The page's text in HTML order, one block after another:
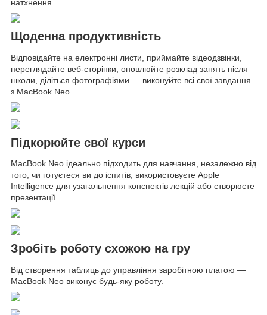
натхнення.
Щоденна продуктивність
Відповідайте на електронні листи, приймайте відеодзвінки,
переглядайте веб-сторінки, оновлюйте розклад занять після
школи, діліться фотографіями — виконуйте всі свої завдання
з MacBook Neo.
Підкорюйте свої курси
MacBook Neo ідеально підходить для навчання, незалежно від
того, чи готуєтеся ви до іспитів, використовуєте Apple
Intelligence для узагальнення конспектів лекцій або створюєте
презентації.
Зробіть роботу схожою на гру
Від створення таблиць до управління заробітною платою —
MacBook Neo виконує будь-яку роботу.